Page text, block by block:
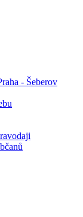
- Šeberov